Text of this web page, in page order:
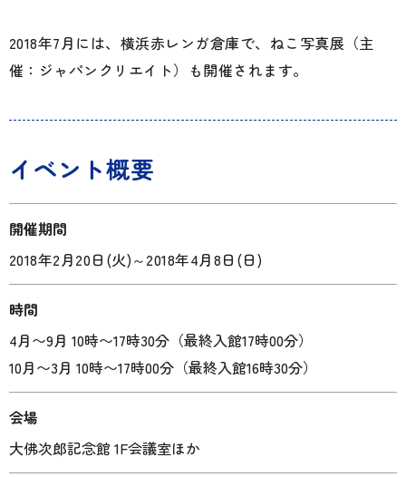
2018年7月には、横浜赤レンガ倉庫で、ねこ写真展（主
催：ジャパンクリエイト）も開催されます。
イベント概要
開催期間
2018年2月20日(火)～2018年4月8日(日)
時間
4月〜9月 10時〜17時30分（最終入館17時00分）
10月〜3月 10時〜17時00分（最終入館16時30分）
会場
大佛次郎記念館 1F会議室ほか